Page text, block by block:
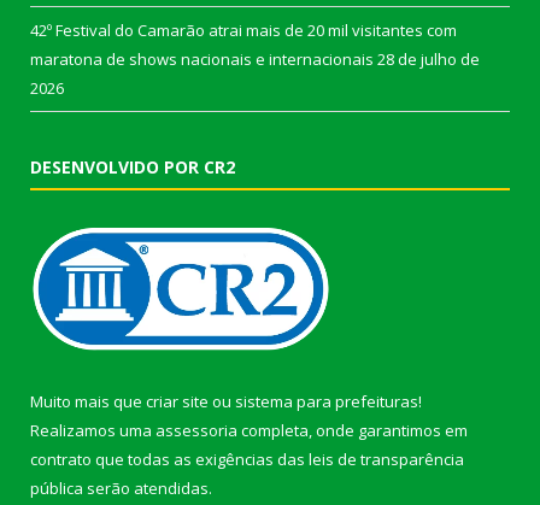
42º Festival do Camarão atrai mais de 20 mil visitantes com
maratona de shows nacionais e internacionais 28 de julho de
2026
DESENVOLVIDO POR CR2
Muito mais que criar site ou sistema para prefeituras!
Realizamos uma assessoria completa, onde garantimos em
contrato que todas as exigências das leis de transparência
pública serão atendidas.